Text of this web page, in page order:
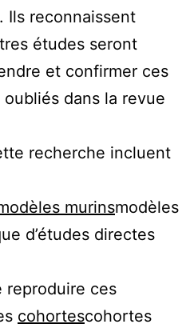
Ils reconnaissent
études seront
et confirmer ces
dans la revue
recherche incluent
murinsmodèles
d’études directes
reproduire ces
cohortescohortes